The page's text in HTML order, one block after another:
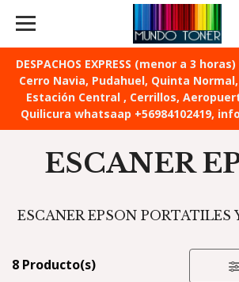
DESPACHOS EXPRESS (menor a 3
Cerro Navia, Pudahuel, Quinta
Estación Central , Cerrillos,
Quilicura whatsaap +56984102419,
ESCANER
ESCANER EPSON PORTATILES
8 Producto(s)